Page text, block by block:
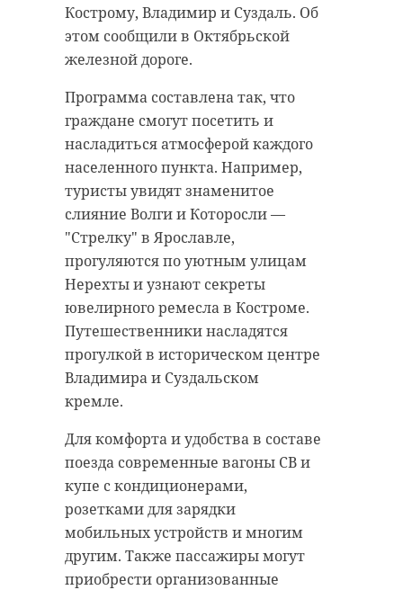
Кострому, Владимир и Суздаль. Об
этом сообщили в Октябрьской
железной дороге.
Программа составлена так, что
граждане смогут посетить и
насладиться атмосферой каждого
населенного пункта. Например,
туристы увидят знаменитое
слияние Волги и Которосли —
"Стрелку" в Ярославле,
прогуляются по уютным улицам
Нерехты и узнают секреты
ювелирного ремесла в Костроме.
Путешественники насладятся
прогулкой в историческом центре
Владимира и Суздальском
кремле.
Для комфорта и удобства в составе
поезда современные вагоны СВ и
купе с кондиционерами,
розетками для зарядки
мобильных устройств и многим
другим. Также пассажиры могут
приобрести организованные